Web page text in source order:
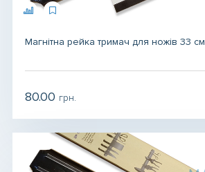
Магнітна рейка тримач для ножів 33 см
грн.
80.00 грн.